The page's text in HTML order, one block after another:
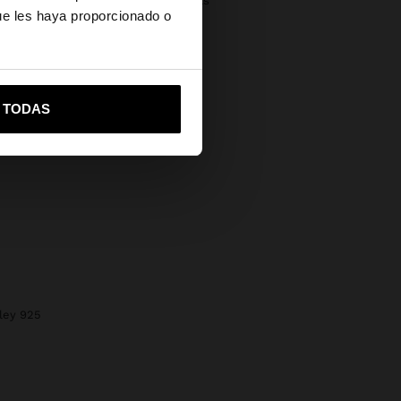
les haya proporcionado o
TODAS
a United States
Ayuda
925